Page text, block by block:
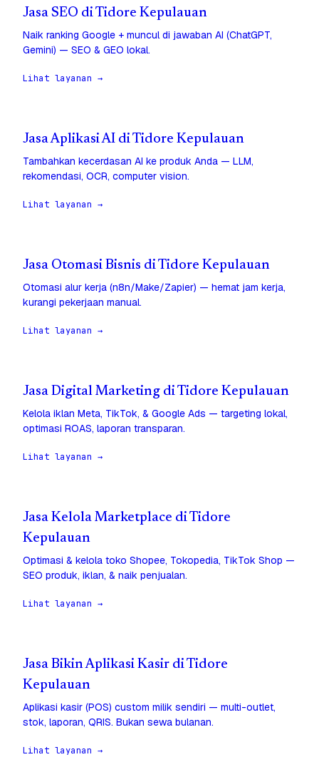
Jasa SEO di Tidore Kepulauan
Naik ranking Google + muncul di jawaban AI (ChatGPT,
Gemini) — SEO & GEO lokal.
Lihat layanan →
Jasa Aplikasi AI di Tidore Kepulauan
Tambahkan kecerdasan AI ke produk Anda — LLM,
rekomendasi, OCR, computer vision.
Lihat layanan →
Jasa Otomasi Bisnis di Tidore Kepulauan
Otomasi alur kerja (n8n/Make/Zapier) — hemat jam kerja,
kurangi pekerjaan manual.
Lihat layanan →
Jasa Digital Marketing di Tidore Kepulauan
Kelola iklan Meta, TikTok, & Google Ads — targeting lokal,
optimasi ROAS, laporan transparan.
Lihat layanan →
Jasa Kelola Marketplace di Tidore
Kepulauan
Optimasi & kelola toko Shopee, Tokopedia, TikTok Shop —
SEO produk, iklan, & naik penjualan.
Lihat layanan →
Jasa Bikin Aplikasi Kasir di Tidore
Kepulauan
Aplikasi kasir (POS) custom milik sendiri — multi-outlet,
stok, laporan, QRIS. Bukan sewa bulanan.
Lihat layanan →